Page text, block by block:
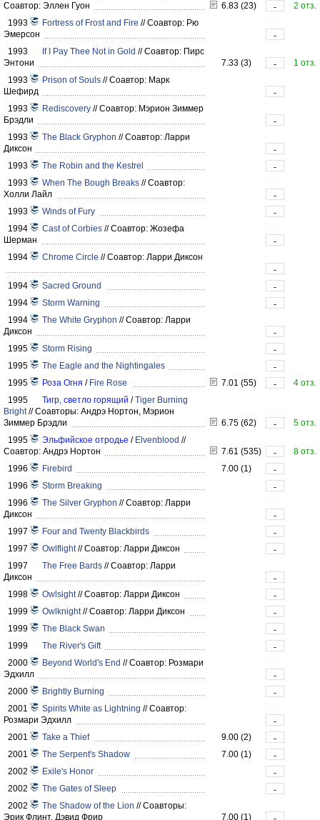
Соавтор: Эллен Гуон
6.83 (23) -
2 отз.
1993
Fortress of Frost and Fire //Соавтор: Рю
Эмерсон
-
1993
If I Pay Thee Not in Gold //Соавтор: Пирс
Энтони
7.33 (3) -
1 отз.
1993
Prison of Souls //Соавтор: Марк
Шефирд
-
1993
Rediscovery //Соавтор: Мэрион Зиммер
Брэдли
-
1993
The Black Gryphon //Соавтор: Ларри
Диксон
-
1993
The Robin and the Kestrel
-
1993
When The Bough Breaks //Соавтор:
Холли Лайл
-
1993
Winds of Fury
-
1994
Cast of Corbies //Соавтор: Жозефа
Шерман
-
1994
Chrome Circle //Соавтор: Ларри Диксон
-
1994
Sacred Ground
-
1994
Storm Warning
-
1994
The White Gryphon //Соавтор: Ларри
Диксон
-
1995
Storm Rising
-
1995
The Eagle and the Nightingales
-
1995
Роза Огня / Fire Rose 7.01 (55) -
4 отз.
1995
Тигр, светло горящий /Tiger Burning
Bright //Соавторы: Андрэ Нортон, Мэрион
Зиммер Брэдли
6.75 (62) -
5 отз.
1995
Эльфийское отродье / Elvenblood //
Соавтор: Андрэ Нортон
7.61 (535) -
8 отз.
1996
Firebird 7.00 (1)
-
1996
Storm Breaking
-
1996
The Silver Gryphon //Соавтор: Ларри
Диксон
-
1997
Four and Twenty Blackbirds
-
1997
Owlflight //Соавтор: Ларри Диксон
-
1997
The Free Bards //Соавтор: Ларри
Диксон
-
1998
Owlsight //Соавтор: Ларри Диксон
-
1999
Owlknight //Соавтор: Ларри Диксон
-
1999
The Black Swan
-
1999
The River's Gift
-
2000
Beyond World's End //Соавтор: Розмари
Эдхилл
-
2000
Brightly Burning
-
2001
Spirits White as Lightning //Соавтор:
Розмари Эдхилл
-
2001
Take a Thief 9.00 (2)
-
2001
The Serpent's Shadow 7.00 (1)
-
2002
Exile's Honor
-
2002
The Gates of Sleep
-
2002
The Shadow of the Lion //Соавторы:
Эрик Флинт, Дэвид Фрир
7.00 (1) -